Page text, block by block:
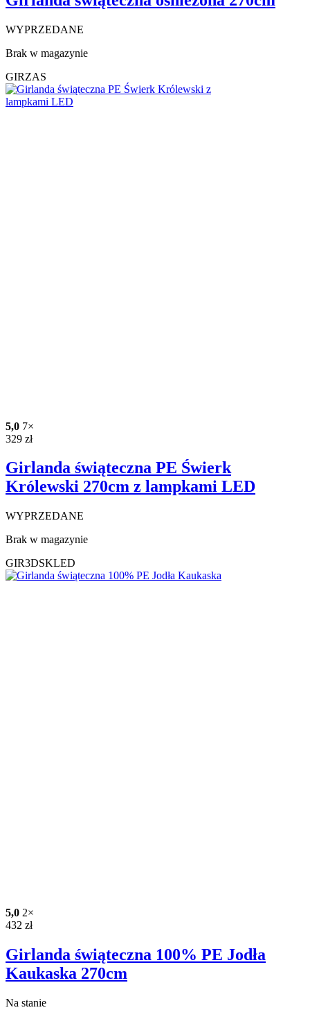
WYPRZEDANE
Brak w magazynie
GIRZAS
5,0 7×
329 zł
Girlanda świąteczna PE Świerk
Królewski 270cm z lampkami LED
WYPRZEDANE
Brak w magazynie
GIR3DSKLED
5,0 2×
432 zł
Girlanda świąteczna 100% PE Jodła
Kaukaska 270cm
Na stanie